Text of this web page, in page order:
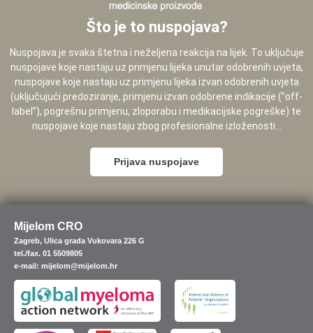
Što je to nuspojava?
Nuspojava je svaka štetna i neželjena reakcija na lijek. To uključuje
nuspojave koje nastaju uz primjenu lijeka unutar odobrenih uvjeta,
nuspojave koje nastaju uz primjenu lijeka izvan odobrenih uvjeta
(uključujući predoziranje, primjenu izvan odobrene indikacije (”off-
label”), pogrešnu primjenu, zloporabu i medikacijske pogreške) te
nuspojave koje nastaju zbog profesionalne izloženosti...
Prijava nuspojave
Mijelom CRO
Zagreb, Ulica grada Vukovara 226 G
tel./fax. 01 5509805
e-mail: mijelom@mijelom.hr